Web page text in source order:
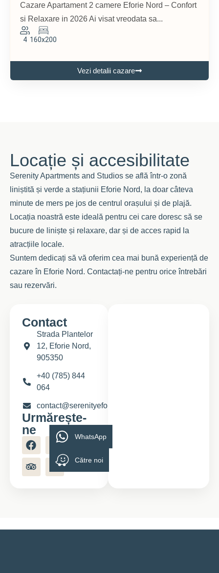
Cazare Apartament 2 camere Eforie Nord – Confort
si Relaxare in 2026 Ai visat vreodata sa...
4 160x200
Vezi detalii cazare
Locație și accesibilitate
Serenity Apartments and Studios se află într-o zonă
liniștită și verde a stațiunii Eforie Nord, la doar câteva
minute de mers pe jos de centrul orașului și de plajă.
Locația noastră este ideală pentru cei care doresc să se
bucure de liniște și relaxare, dar și de acces rapid la
atracțiile locale.
Suntem dedicați să vă oferim cea mai bună experiență de
cazare în Eforie Nord. Contactați-ne pentru orice întrebări
sau rezervări.
Contact
Strada Plantelor
12, Eforie Nord,
905350
+40 (785) 844
064
contact@serenityeforie.ro
Urmărește-
ne
WhatsApp
Către noi